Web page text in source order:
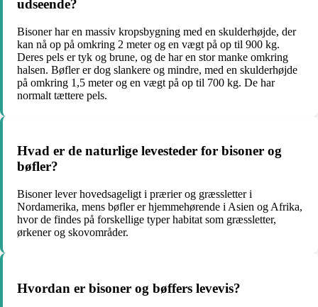
udseende?
Bisoner har en massiv kropsbygning med en skulderhøjde, der
kan nå op på omkring 2 meter og en vægt på op til 900 kg.
Deres pels er tyk og brune, og de har en stor manke omkring
halsen. Bøfler er dog slankere og mindre, med en skulderhøjde
på omkring 1,5 meter og en vægt på op til 700 kg. De har
normalt tættere pels.
Hvad er de naturlige levesteder for bisoner og
bøfler?
Bisoner lever hovedsageligt i prærier og græssletter i
Nordamerika, mens bøfler er hjemmehørende i Asien og Afrika,
hvor de findes på forskellige typer habitat som græssletter,
ørkener og skovområder.
Hvordan er bisoner og bøffers levevis?